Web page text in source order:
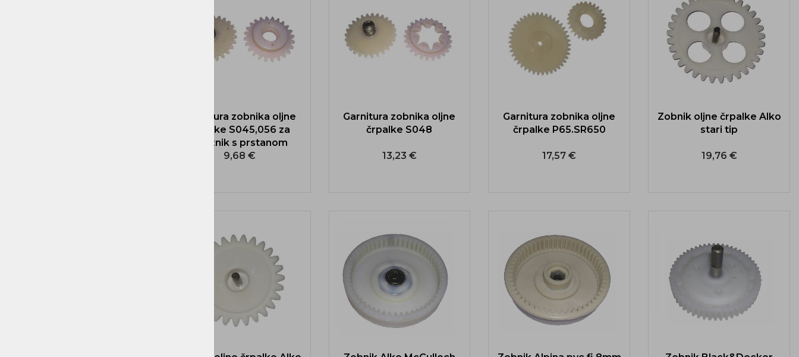
Garnitura zobnika oljne
črpalke S045,056 za
verižnik s prstanom
9,68 €
Garnitura zobnika oljne
črpalke S048
13,23 €
Garnitura zobnika oljne
črpalke P65.SR650
17,57 €
Zobnik oljne črpalke Alko
stari tip
19,76 €